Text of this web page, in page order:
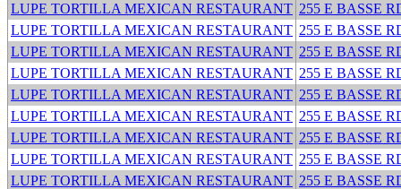
LUPE TORTILLA MEXICAN RESTAURANT 255 E BASSE
LUPE TORTILLA MEXICAN RESTAURANT 255 E BASSE
LUPE TORTILLA MEXICAN RESTAURANT 255 E BASSE
LUPE TORTILLA MEXICAN RESTAURANT 255 E BASSE
LUPE TORTILLA MEXICAN RESTAURANT 255 E BASSE
LUPE TORTILLA MEXICAN RESTAURANT 255 E BASSE
LUPE TORTILLA MEXICAN RESTAURANT 255 E BASSE
LUPE TORTILLA MEXICAN RESTAURANT 255 E BASSE
LUPE TORTILLA MEXICAN RESTAURANT 255 E BASSE